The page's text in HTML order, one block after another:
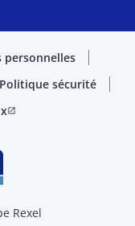
personnelles
Politique sécurité
open_in_new
Rexel